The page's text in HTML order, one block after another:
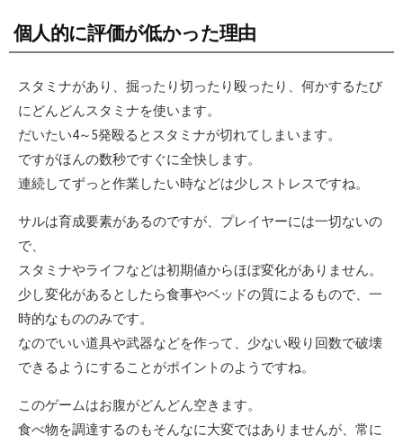
個人的に評価が低かった理由
スタミナがあり、掘ったり切ったり殴ったり、何かするたび
にどんどんスタミナを使います。
だいたい4～5発殴るとスタミナが切れてしまいます。
ですがほんの数秒ですぐに全快します。
連続してずっと作業したい時などは少しストレスですね。
サルは育成要素があるのですが、プレイヤーには一切ないの
で、
スタミナやライフなどは初期値からほぼ変化がありません。
少し変化があるとしたら食事やベッドの質によるもので、一
時的なもののみです。
なのでいい道具や武器などを作って、少ない殴り回数で破壊
できるようにすることがポイントのようですね。
このゲームはお腹がどんどん空きます。
食べ物を調達するのもそんなに大変ではありませんが、常に